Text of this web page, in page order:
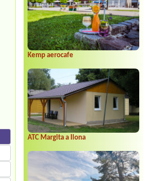
Kemp aerocafe
ATC Margita a Ilona